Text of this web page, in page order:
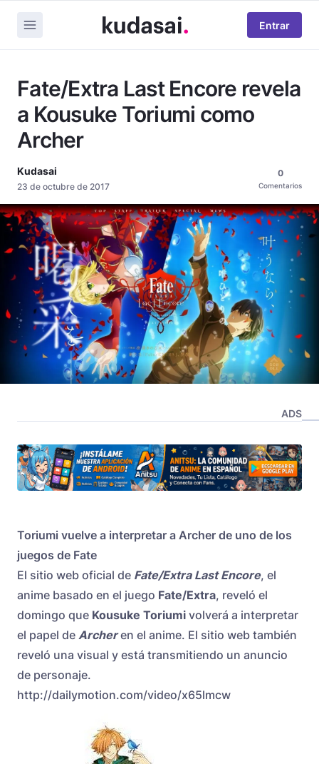
Entrar
Fate/Extra Last Encore revela
a Kousuke Toriumi como
Archer
Kudasai
23 de octubre de 2017
0
Comentarios
ADS
Toriumi vuelve a interpretar a Archer de uno de los
juegos de Fate
El sitio web oficial de Fate/Extra Last Encore, el
anime basado en el juego Fate/Extra, reveló el
domingo que Kousuke Toriumi volverá a interpretar
el papel de Archeren el anime. El sitio web también
reveló una visual y está transmitiendo un anuncio
de personaje.
http://dailymotion.com/video/x65lmcw